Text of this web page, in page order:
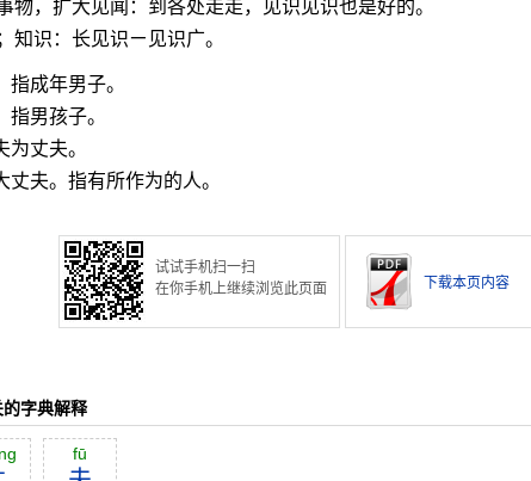
物，扩大见闻：到各处走走，见识见识也是好的。
知识：长见识ㄧ见识广。
指成年男子。
指男孩子。
为丈夫。
丈夫。指有所作为的人。
试试手机扫一扫
在你手机上继续浏览此页面
下载本页内容
字典解释
fū